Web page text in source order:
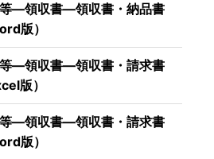
―領収書―領収書・納品書
版）
―領収書―領収書・請求書
版）
―領収書―領収書・請求書
版）